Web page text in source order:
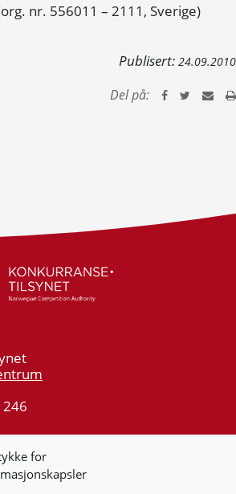
for
nr. 556011 – 2111, Sverige)
Publisert: 24.09.2010
Del på:
00